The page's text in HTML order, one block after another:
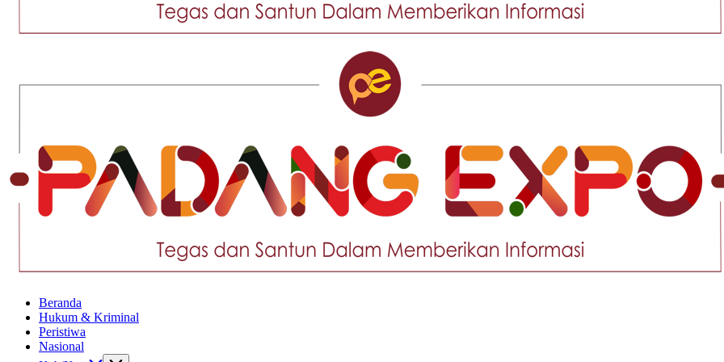
Santun
Memberikan
Informasi
Beranda
Hukum & Kriminal
Peristiwa
Nasional